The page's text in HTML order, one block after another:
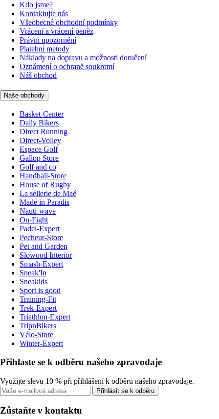
Kdo jsme?
Kontaktujte nás
Všeobecné obchodní podmínky
Vrácení a vrácení peněz
Právní upozornění
Platební metody
Náklady na dopravu a možnosti doručení
Oznámení o ochraně soukromí
Náš obchod
Naše obchody
Basket-Center
Daily Bikers
Direct Running
Direct-Volley
Espace Golf
Gallop Store
Golf and co
Handball-Store
House of Rugby
La sellerie de Maé
Made in Paradis
Nauti-wave
On-Fight
Padel-Expert
Pecheur-Store
Pet and Garden
Slowood Interior
Smash-Expert
Sneak'In
Sneakids
Sport is good
Training-Fit
Trek-Expert
Triathlon-Expert
TripnBikers
Vélo-Store
Winter-Expert
Přihlaste se k odběru našeho zpravodaje
Využijte slevu 10 % při přihlášení k odběru našeho zpravodaje.
Přihlásit se k odběru
Zůstaňte v kontaktu